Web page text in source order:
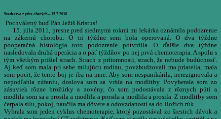
Svedectvo z púte chorých – 15.7.2018
Pochválený buď Pán Ježiš Kristus!
15. júla 2011, presne pred siedmymi rokmi mi lekárka oznámila podozrenie
na zákernú chorobu. O tri týždne som bola operovaná. O dva týždne
pooperačná histológia toto podozrenie potvrdila. O ďalšie dva týždne
nasledovala druhá operácia a o päť týždňov po nej prvá chemoterapia. A spolu s
tým všetkým prišiel strach. Strach z prítomnosti, strach, že nebude budúcnosť.
Aj keď som mala pri sebe milujúcu rodinu, povzbudzovali ma priatelia, mala
som pocit, že tento boj je iba na mne. Aby som nespanikárila, nerezignovala a
nepodľahla zúfaniu, doslova som sa vrhla na modlitby. Povyberala som zo
zásuviek rôzne brožúrky a novény, čo som podostávala z rôznych pútí a
modlila som sa a prosila a modlila a prosila a modlila a prosila. Z modlitby som
čerpala silu, pokoj, naučila ma dôvere a odovzdanosti sa do Božích rúk.
Vybrala som jeden cyklus chemoterapie, ktorý pozostával zo šiestich dávok a